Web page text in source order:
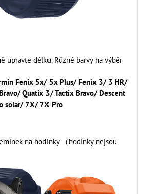
upravte délku. Různé barvy na výběr
Fenix 5x/ 5x Plus/ Fenix 3/ 3 HR/
Quatix 3/ Tactix Bravo/ Descent
solar/ 7X/ 7X Pro
na hodinky （hodinky nejsou